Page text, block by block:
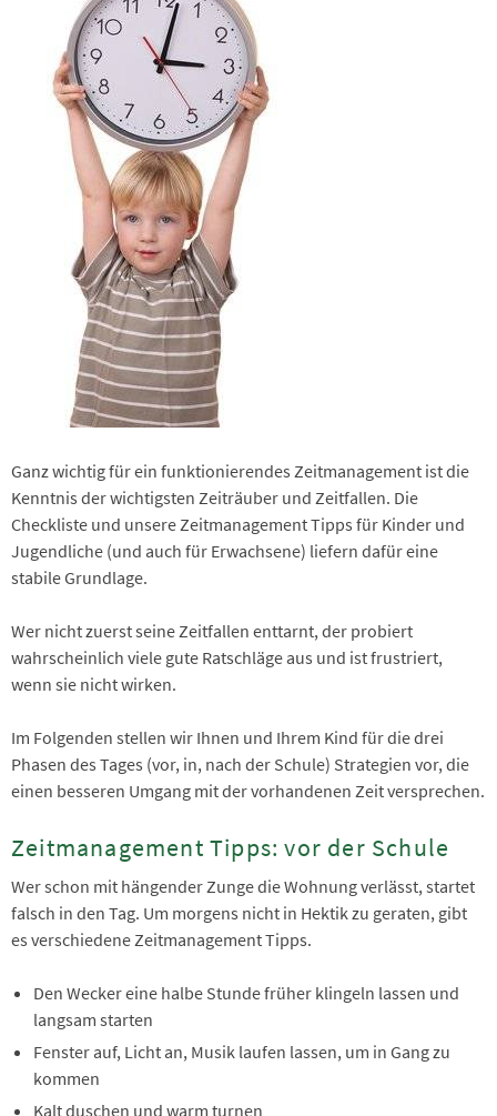
Ganz wichtig für ein funktionierendes Zeitmanagement ist die
Kenntnis der wichtigsten Zeiträuber und Zeitfallen. Die
Checkliste und unsere Zeitmanagement Tipps für Kinder und
Jugendliche (und auch für Erwachsene) liefern dafür eine
stabile Grundlage.
Wer nicht zuerst seine Zeitfallen enttarnt, der probiert
wahrscheinlich viele gute Ratschläge aus und ist frustriert,
wenn sie nicht wirken.
Im Folgenden stellen wir Ihnen und Ihrem Kind für die drei
Phasen des Tages (vor, in, nach der Schule) Strategien vor, die
einen besseren Umgang mit der vorhandenen Zeit versprechen.
Zeitmanagement Tipps: vor der Schule
Wer schon mit hängender Zunge die Wohnung verlässt, startet
falsch in den Tag. Um morgens nicht in Hektik zu geraten, gibt
es verschiedene Zeitmanagement Tipps.
Den Wecker eine halbe Stunde früher klingeln lassen und
langsam starten
Fenster auf, Licht an, Musik laufen lassen, um in Gang zu
kommen
Kalt duschen und warm turnen